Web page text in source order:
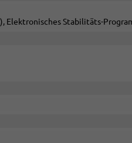
Elektronisches Stabilitäts-